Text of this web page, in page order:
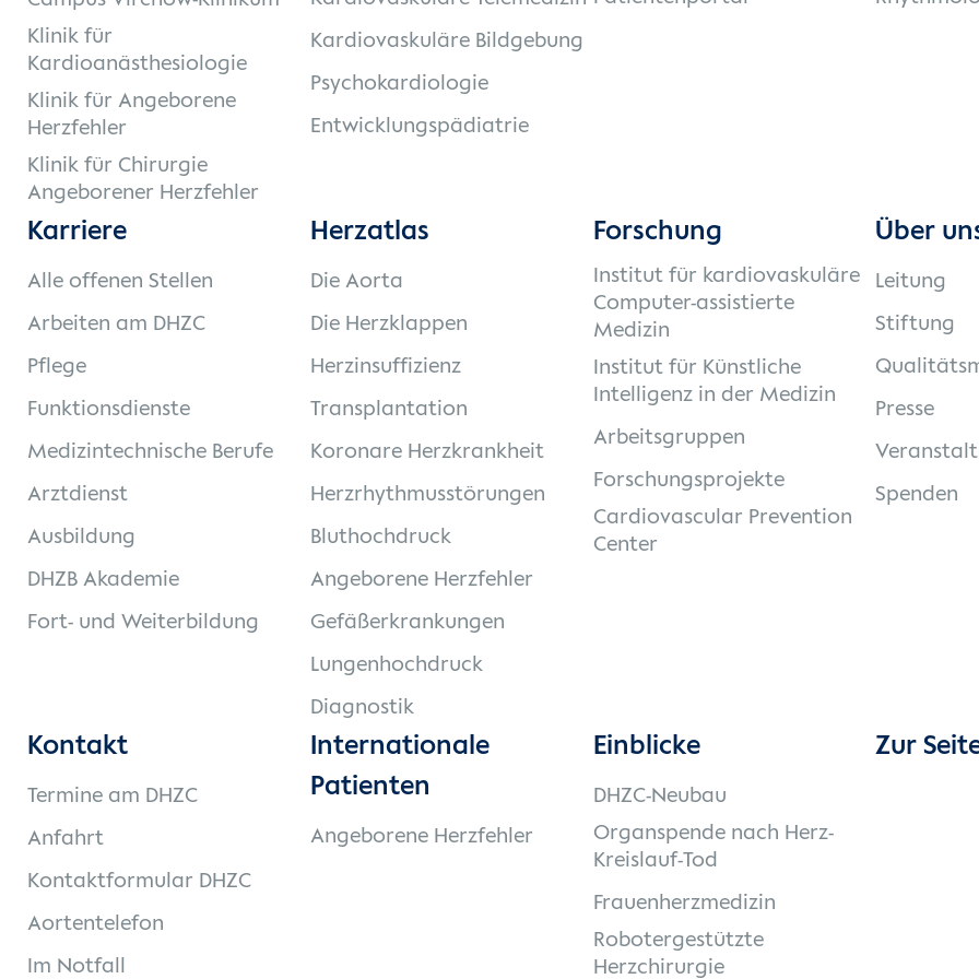
Klinik für
Kardioanästhesiologie
Klinik für Angeborene
Herzfehler
Klinik für Chirurgie
Angeborener Herzfehler
Kardiovaskuläre Bildgebung
Psychokardiologie
Entwicklungspädiatrie
Karriere
Alle offenen Stellen
Arbeiten am DHZC
Pflege
Funktionsdienste
Medizintechnische Berufe
Arztdienst
Ausbildung
DHZB Akademie
Fort- und Weiterbildung
Herzatlas
Die Aorta
Die Herzklappen
Herzinsuffizienz
Transplantation
Koronare Herzkrankheit
Herzrhythmusstörungen
Bluthochdruck
Angeborene Herzfehler
Gefäßerkrankungen
Lungenhochdruck
Diagnostik
Forschung
Institut für kardiovaskuläre
Computer-assistierte
Medizin
Institut für Künstliche
Intelligenz in der Medizin
Arbeitsgruppen
Forschungsprojekte
Cardiovascular Prevention
Center
Über
Leitung
Stiftung
Presse
Spenden
Kontakt
Termine am DHZC
Anfahrt
Kontaktformular DHZC
Aortentelefon
Im Notfall
Internationale
Patienten
Angeborene Herzfehler
Einblicke
DHZC-Neubau
Organspende nach Herz-
Kreislauf-Tod
Frauenherzmedizin
Robotergestützte
Herzchirurgie
Zur